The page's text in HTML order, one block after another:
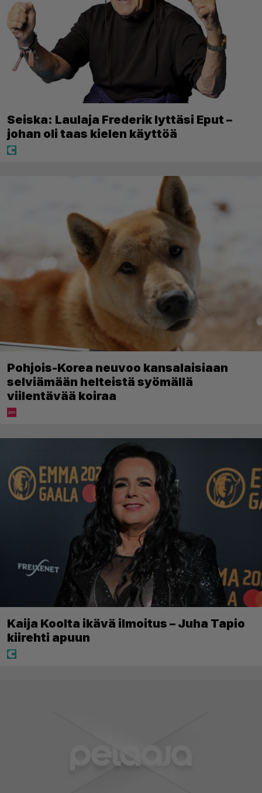
Seiska: Laulaja Frederik lyttäsi Eput –
johan oli taas kielen käyttöä
Pohjois-Korea neuvoo kansalaisiaan
selviämään helteistä syömällä
viilentävää koiraa
Kaija Koolta ikävä ilmoitus – Juha Tapio
kiirehti apuun